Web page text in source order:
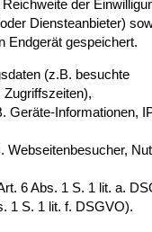
der
Diensteanbieter)
Endgerät gespeichert.
(z.B. besuchte
Geräte-Informationen,
Webseitenbesucher,
6 Abs. 1 S. 1 lit. a.
1 S. 1 lit. f. DSGVO).